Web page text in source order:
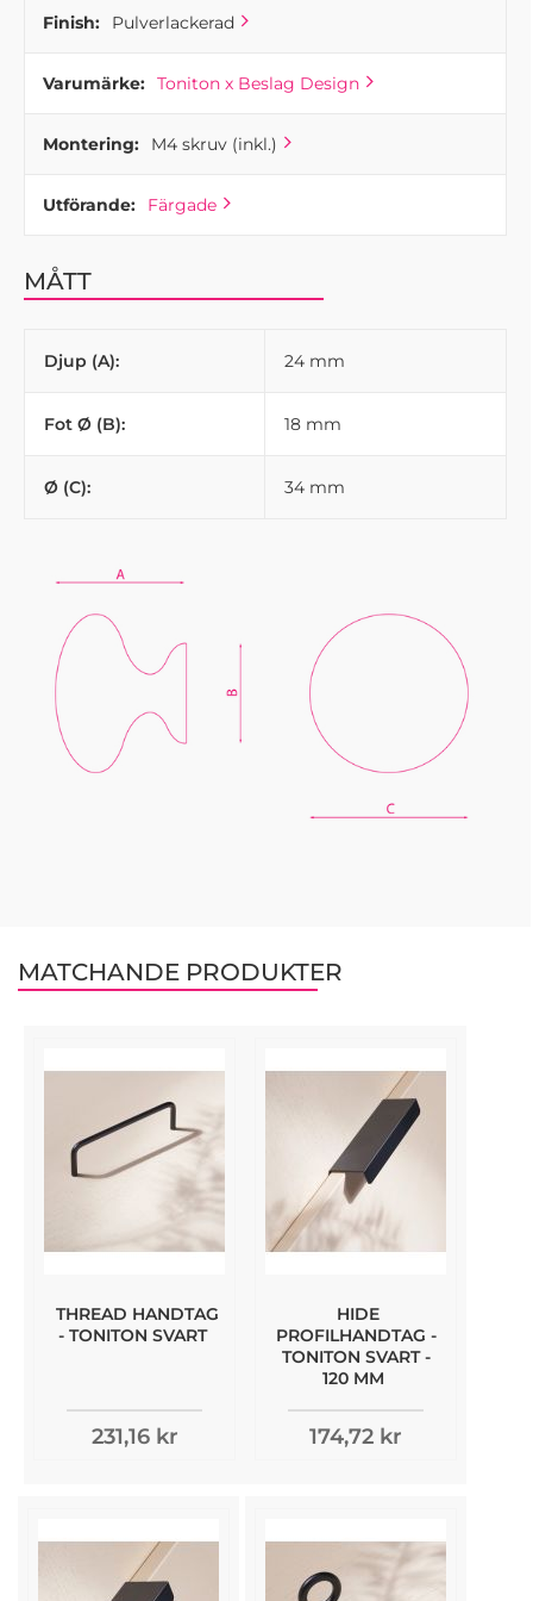
Finish: Pulverlackerad
Varumärke: Toniton x Beslag Design
Montering: M4 skruv (inkl.)
Utförande: Färgade
MÅTT
Djup (A): 24 mm
Fot Ø (B): 18 mm
Ø (C): 34 mm
MATCHANDE PRODUKTER
THREAD HANDTAG
- TONITON SVART
231,16 kr
HIDE
PROFILHANDTAG -
TONITON SVART -
120 MM
174,72 kr